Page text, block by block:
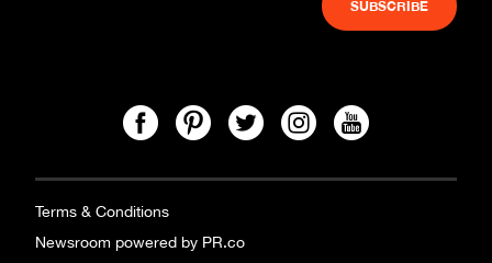
Terms & Conditions
Newsroom powered by PR.co